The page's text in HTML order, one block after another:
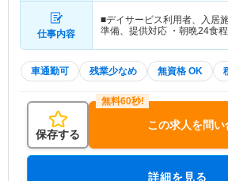
仕事内容
■デイサービス利用者、入居
準備、提供対応 ・朝晩24食
車通勤可 残業少なめ 無資格 OK
保存する
この求人を問い
詳細を見る